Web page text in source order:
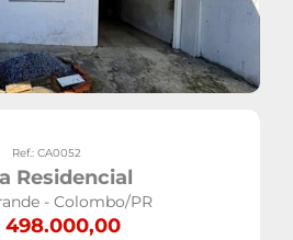
Ref.: CA0052
Residencial
- Colombo/PR
498.000,00